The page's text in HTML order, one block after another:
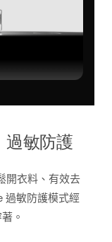
過敏防護
開衣料、有效去
過敏防護模式經
。